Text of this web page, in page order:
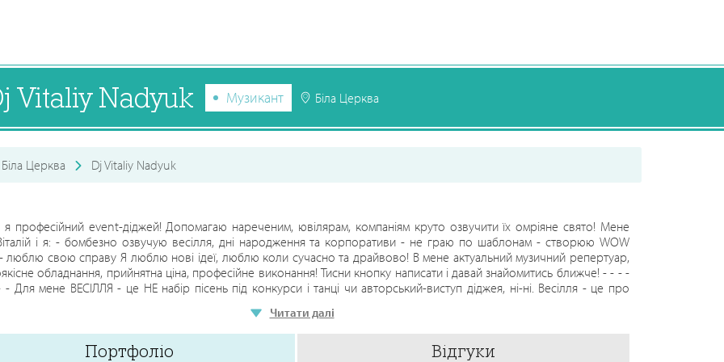
Vitaliy Nadyuk Музикант Біла Церква
Біла Церква Dj Vitaliy Nadyuk
я професійний event-діджей! Допомагаю нареченим, ювілярам, компаніям круто озвучити їх омріяне свято! Мене
і я: - бомбезно озвучую весілля, дні народження та корпоративи - не граю по шаблонам - створюю WOW
- люблю свою справу Я люблю нові ідеї, люблю коли сучасно та драйвово! В мене актуальний музичний репертуар,
обладнання, прийнятна ціна, професійне виконання! Тисни кнопку написати і давай знайомитись ближче! - - - -
Для мене ВЕСІЛЛЯ - це НЕ набір пісень під конкурси і танці чи авторський-виступ діджея, ні-ні. Весілля - це про
- це душевна родина компанія, мелодія сердець і улюблених пісень і запальні танці. КОРПОРАТИВ - це
атмосфера єднання, драйв емоцій під музичні шедеври, які обєднують і запалюють, потужні танці як для стажерів
так і ветеранів. - - - - - - - - - - Пишіть чи телефонуйте. Розкажу все! ;)
Читати далі
Портфоліо Відгуки